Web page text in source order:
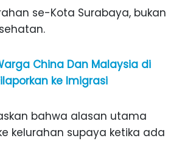
se-Kota Surabaya, bukan
China Dan Malaysia di
ke Imigrasi
bahwa alasan utama
kelurahan supaya ketika ada